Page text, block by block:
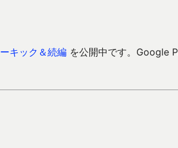
キック＆続編 を公開中です。Google